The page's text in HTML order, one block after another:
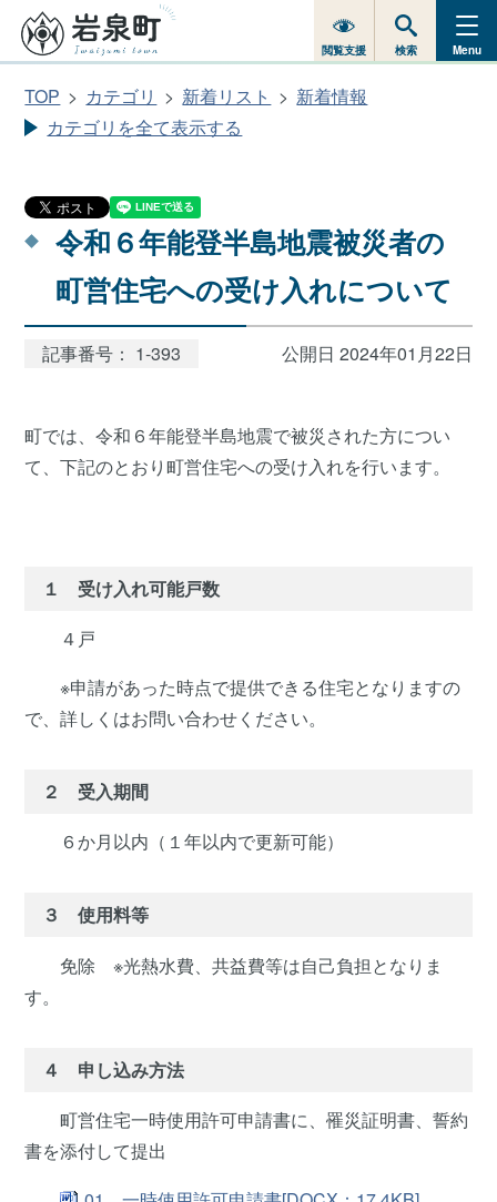
閲覧支援 検索 Menu
TOP カテゴリ 新着リスト
新着情報
カテゴリを全て表示する
令和６年能登半島地震被災者の
町営住宅への受け入れについて
記事番号： 1-393 公開日 2024年01月22日
町では、令和６年能登半島地震で被災された方につい
て、下記のとおり町営住宅への受け入れを行います。
１ 受け入れ可能戸数
４戸
※申請があった時点で提供できる住宅となりますの
で、詳しくはお問い合わせください。
２ 受入期間
６か月以内（１年以内で更新可能）
３ 使用料等
免除 ※光熱水費、共益費等は自己負担となりま
す。
４ 申し込み方法
町営住宅一時使用許可申請書に、罹災証明書、誓約
書を添付して提出